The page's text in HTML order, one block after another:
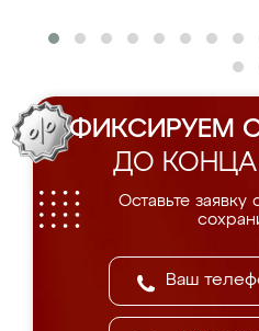
ФИКСИРУЕМ
ДО КОНЦА
Оставьте заявку